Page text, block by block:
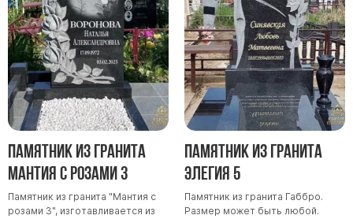
Памятники в виде гитары
Памятники комбинированные
Памятники из цветного гранита
Памятники красные
Памятники красно-черные
Памятники коричневые
Памятники серые
Памятники зеленые
Памятники из Дымовского гранита
Памятник из гранита
Мантия с розами 3
Памятник из гранита "Мантия с
розами 3", изготавливается из
Памятник из гранита
Элегия 5
Памятник из гранита Габбро.
Размер может быть любой.